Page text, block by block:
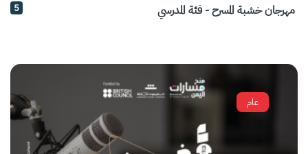
مهرجان خشبة المسرح - فئة المدرسي 5
عام